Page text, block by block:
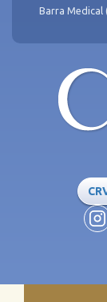
Barra Medical